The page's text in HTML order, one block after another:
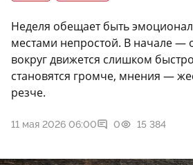
Неделя обещает быть
местами непростой. В начале —
вокруг движется слишком
становятся громче, мнения —
резче.
11 мая 2026 06:00 0 15 384